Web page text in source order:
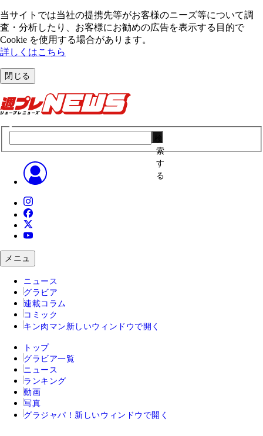
当サイトでは当社の提携先等がお客様のニーズ等について調
査・分析したり、お客様にお勧めの広告を表⽰する⽬的で
Cookie を使⽤する場合があります。
詳しくはこちら
閉じる
索
す
る
メニュ
ニュース
グラビア
連載コラム
コミック
キン肉マン 新しいウィンドウで開く
トップ
グラビア一覧
ニュース
ランキング
動画
写真
グラジャパ！ 新しいウィンドウで開く